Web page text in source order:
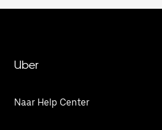
Uber
Naar Help Center